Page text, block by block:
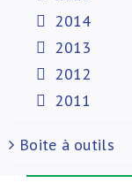
2014
2013
2012
2011
Boite à outils